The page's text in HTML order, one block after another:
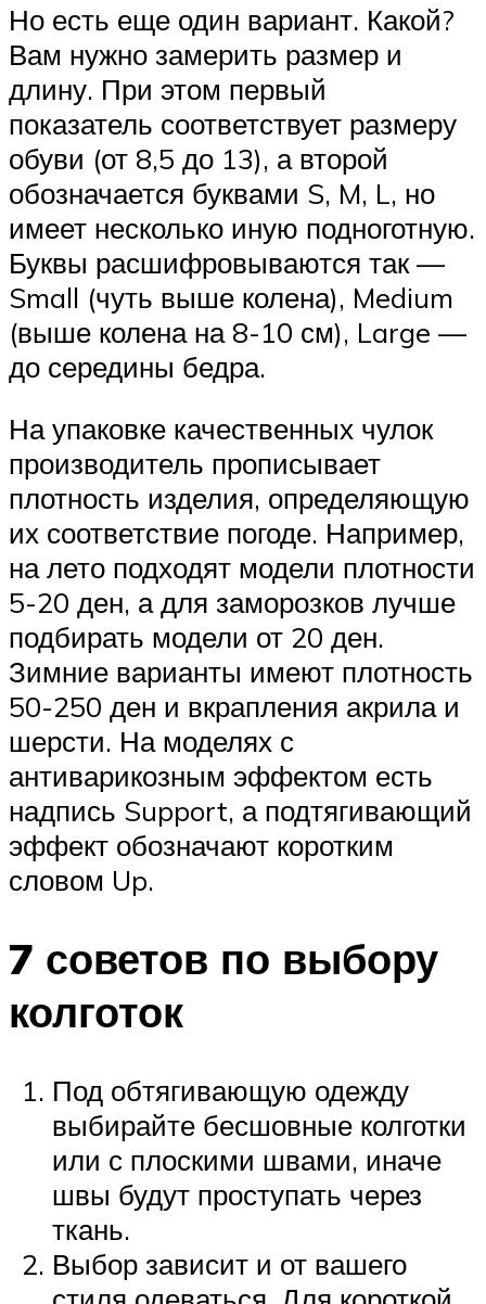
Но есть еще один вариант. Какой?
Вам нужно замерить размер и
длину. При этом первый
показатель соответствует размеру
обуви (от 8,5 до 13), а второй
обозначается буквами S, M, L, но
имеет несколько иную подноготную.
Буквы расшифровываются так —
Small (чуть выше колена), Medium
(выше колена на 8-10 см), Large —
до середины бедра.
На упаковке качественных чулок
производитель прописывает
плотность изделия, определяющую
их соответствие погоде. Например,
на лето подходят модели плотности
5-20 ден, а для заморозков лучше
подбирать модели от 20 ден.
Зимние варианты имеют плотность
50-250 ден и вкрапления акрила и
шерсти. На моделях с
антиварикозным эффектом есть
надпись Support, а подтягивающий
эффект обозначают коротким
словом Up.
7 советов по выбору
колготок
Под обтягивающую одежду
выбирайте бесшовные колготки
или с плоскими швами, иначе
швы будут проступать через
ткань.
Выбор зависит и от вашего